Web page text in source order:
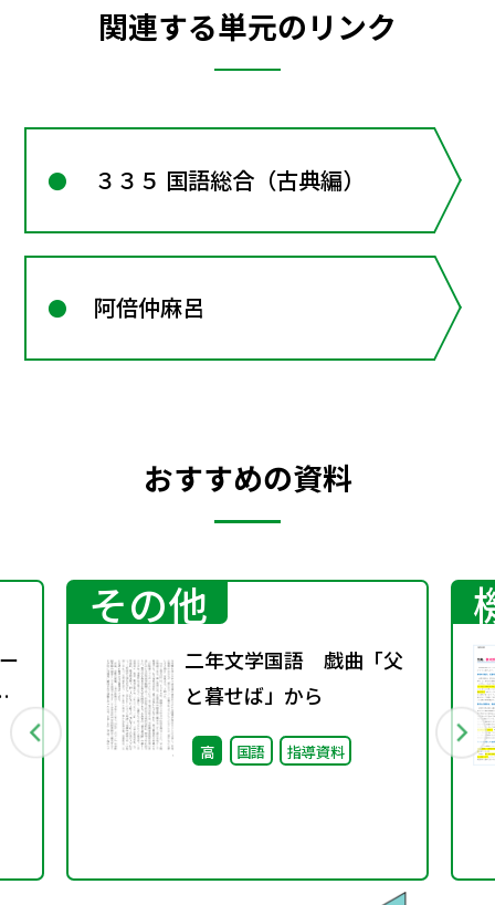
関連する単元のリンク
３３５ 国語総合（古典編）
阿倍仲麻呂
おすすめの資料
その他
二年文学国語 戯曲「父
と暮せば」から
高 国語 指導資料